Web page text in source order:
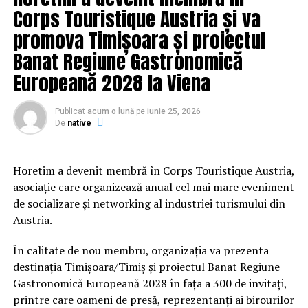
model şi-a dovedit eficacitatea atât pe străzile unui oraş,
cât şi pe autostrăzi. Este perfect pentru o varietate de
scopuri, de la transportul elevilor, până la excursii
programate pentru companii. Compartimentele de
bagaje mici, permit pasagerilor să aibă un minim de
lucruri cu ei, dar fac ca acest autocar să fie foarte căutat
pentru distanţe lungi.
Ce există în cabina autocarului
închiriat?
A apela la firma de
crucial. Trebuie să ştii cam ce îţi este necesar pe drum
şi de asemenea, să faci cunoştinţă cu configuraţiile
diferitelor modele. Închirierea unui autocar de peste 40
Corps Touristique Austria și va
promova Timișoara și proiectul
Banat Regiune Gastronomică
Europeană 2028 la Viena
Publicat acum o lună pe iunie 25, 2026
De native
Horetim a devenit membră în Corps Touristique Austria,
asociație care organizează anual cel mai mare eveniment
de socializare și networking al industriei turismului din
Austria.
În calitate de nou membru, organizația va prezenta
destinația Timișoara/Timiș și proiectul Banat Regiune
Gastronomică Europeană 2028 în fața a 300 de invitați,
printre care oameni de presă, reprezentanți ai birourilor